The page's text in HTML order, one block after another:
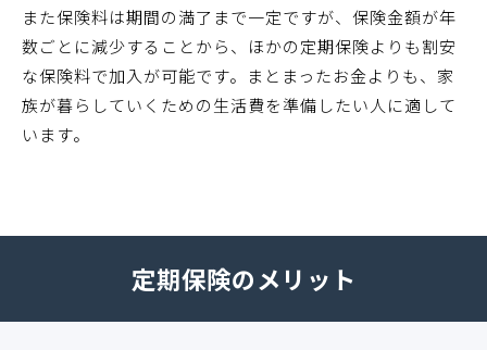
また保険料は期間の満了まで一定ですが、保険金額が年
数ごとに減少することから、ほかの定期保険よりも割安
な保険料で加入が可能です。まとまったお金よりも、家
族が暮らしていくための生活費を準備したい人に適して
います。
定期保険のメリット